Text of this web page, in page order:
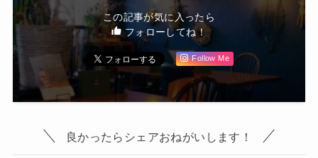
この記事が気に入ったら
フォローしてね！
Follow Me
良かったらシェアおねがいします！